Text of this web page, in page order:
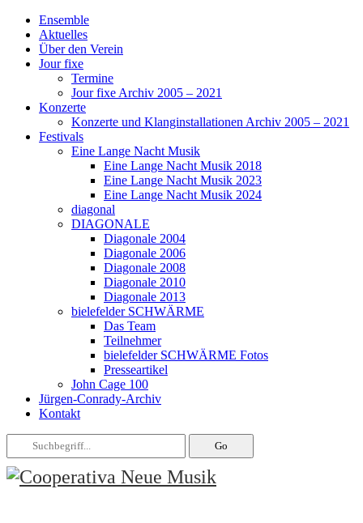
Ensemble
Aktuelles
Über den Verein
Jour fixe
Termine
Jour fixe Archiv 2005 – 2021
Konzerte
Konzerte und Klanginstallationen Archiv 2005 – 2021
Festivals
Eine Lange Nacht Musik
Eine Lange Nacht Musik 2018
Eine Lange Nacht Musik 2023
Eine Lange Nacht Musik 2024
diagonal
DIAGONALE
Diagonale 2004
Diagonale 2006
Diagonale 2008
Diagonale 2010
Diagonale 2013
bielefelder SCHWÄRME
Das Team
Teilnehmer
bielefelder SCHWÄRME Fotos
Presseartikel
John Cage 100
Jürgen-Conrady-Archiv
Kontakt